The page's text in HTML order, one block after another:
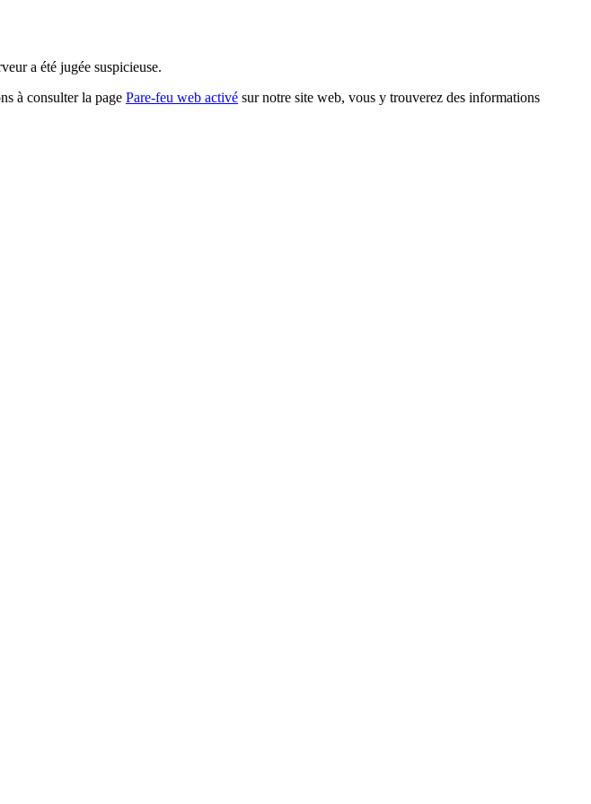
a été jugée suspicieuse.
à consulter la page Pare-feu web activé sur notre site web, vous y trouverez des informations